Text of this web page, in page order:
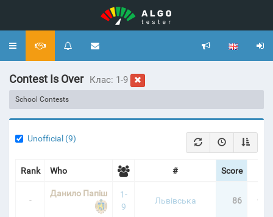
Toggle
Contest Is Over Клас: 1-9
School Contests
Unofficial (9)
Rank Who # Score
-
Данило Папіш
1-
9
Львівська 86